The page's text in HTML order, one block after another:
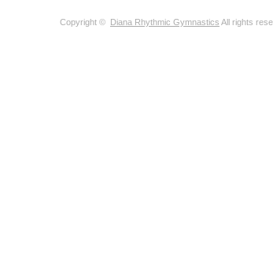
Copyright © Diana Rhythmic Gymnastics All rights